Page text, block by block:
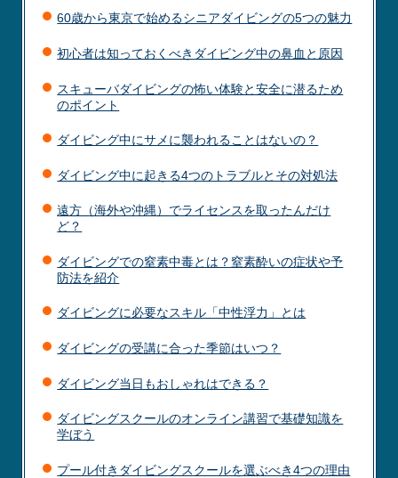
60歳から東京で始めるシニアダイビングの5つの魅力
初心者は知っておくべきダイビング中の鼻血と原因
スキューバダイビングの怖い体験と安全に潜るため
のポイント
ダイビング中にサメに襲われることはないの？
ダイビング中に起きる4つのトラブルとその対処法
遠方（海外や沖縄）でライセンスを取ったんだけ
ど？
ダイビングでの窒素中毒とは？窒素酔いの症状や予
防法を紹介
ダイビングに必要なスキル「中性浮力」とは
ダイビングの受講に合った季節はいつ？
ダイビング当日もおしゃれはできる？
ダイビングスクールのオンライン講習で基礎知識を
学ぼう
プール付きダイビングスクールを選ぶべき4つの理由